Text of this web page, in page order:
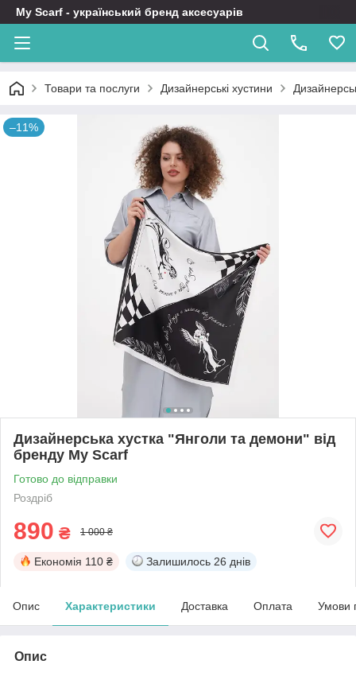
My Scarf - український бренд аксесуарів
Товари та послуги Дизайнерські хустини
–11%
Дизайнерська хустка "Янголи та демони" від
бренду My Scarf
Готово до відправки
Роздріб
890 ₴ 1 000 ₴
Економія 110 ₴ Залишилось 26 днів
Опис Характеристики Доставка Оплата Умови
Опис